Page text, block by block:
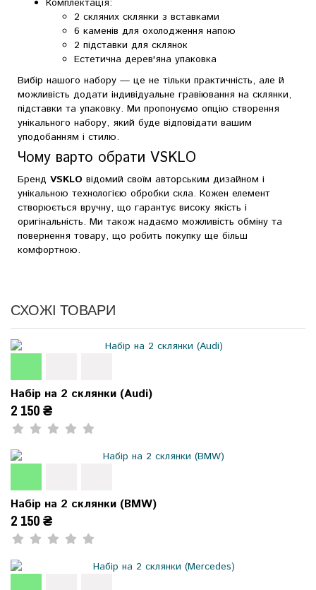
Комплектація:
2 скляних склянки з вставками
6 каменів для охолодження напою
2 підставки для склянок
Естетична дерев'яна упаковка
Вибір нашого набору — це не тільки практичність, але й
можливість додати індивідуальне гравіювання на склянки,
підставки та упаковку. Ми пропонуємо опцію створення
унікального набору, який буде відповідати вашим
уподобанням і стилю.
Чому варто обрати VSKLO
Бренд VSKLO відомий своїм авторським дизайном і
унікальною технологією обробки скла. Кожен елемент
створюється вручну, що гарантує високу якість і
оригінальність. Ми також надаємо можливість обміну та
повернення товару, що робить покупку ще більш
комфортною.
СХОЖІ ТОВАРИ
Набір на 2 склянки (Audi)
2 150 ₴
Набір на 2 склянки (BMW)
2 150 ₴